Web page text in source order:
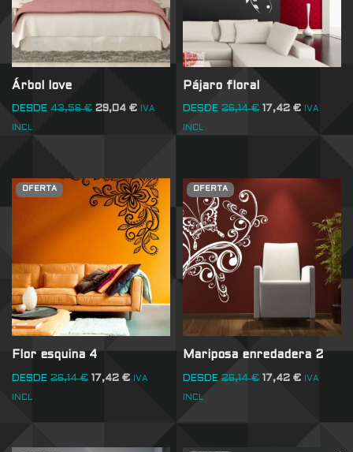
Árbol love
DESDE 43,56€ 29,04 € IVA
INCL
Pájaro floral
DESDE 26,14€ 17,42€ IVA
INCL
OFERTA
Flor esquina 4
DESDE 26,14€ 17,42 € IVA
INCL
OFERTA
Mariposa enredadera 2
DESDE 26,14€ 17,42€ IVA
INCL